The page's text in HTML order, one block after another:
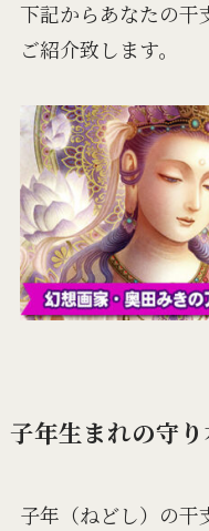
下記からあなたの干
ご紹介致します。
子年生まれの守
子年（ねどし）の干